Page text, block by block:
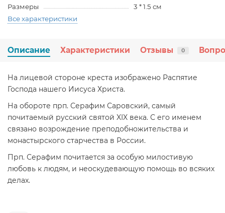
Размеры
3 * 1.5 см
Все характеристики
Описание Характеристики Отзывы 0
На лицевой стороне креста изображено Распятие
Господа нашего Иисуса Христа.
На обороте прп. Серафим Саровский, самый
почитаемый русский святой XIX века. С его именем
связано возрождение преподобножительства и
монастырского старчества в России.
Прп. Серафим почитается за особую милостивую
любовь к людям, и неоскудевающую помощь во всяких
делах.